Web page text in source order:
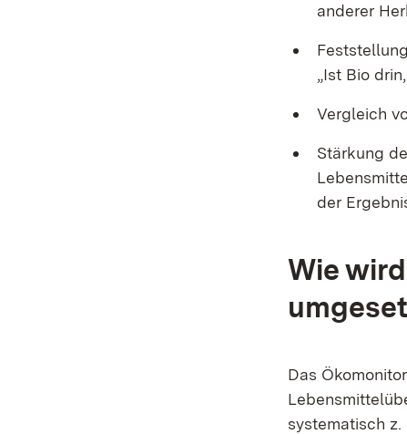
anderer
„Ist Bio
Vergleich
Stärkung
der
Wie
Das
systematisch